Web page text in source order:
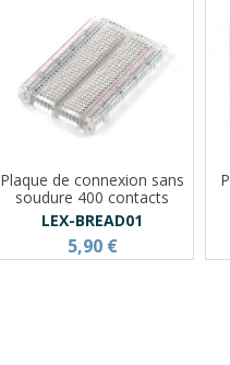
Plaque de connexion sans
soudure 400 contacts
LEX-BREAD01
5,90 €